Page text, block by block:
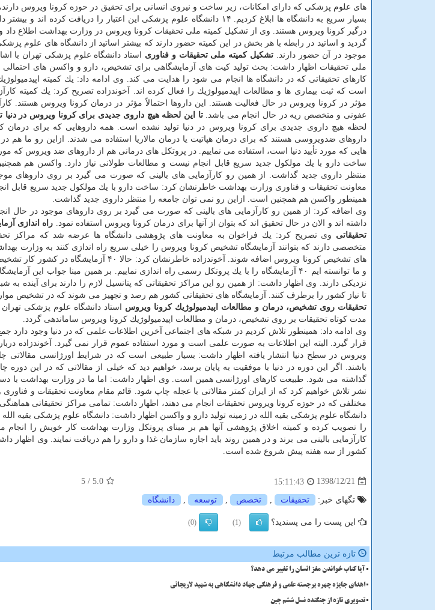
های علوم پزشكی كه دارای امكانات، زیر ساخت و نیروی انسانی برای تحقیق در حوزه كرونا ویروس دارند،
بسیار سریع به دانشگاه ها ابلاغ كردیم. ۱۴ دانشگاه علوم پزشكی این اعتبار را دریافت
درگیر كرونا ویروس هستند. وی از تشكیل كمیته ملی تحقیقات كرونا ویروس در وزارت بهداشت اطلاع داد
گردید و اساتید در رابطه با هر بخش در این كمیته حضور دارند كه بیشتر اساتید از دانشگاه های علوم
موجود در آن حضور دارند. تشكیل كمیته ملی تحقیقات و فناوری استاد دانشگاه علوم پزشكی تهران با
ملی تحقیقات اظهار داشت: بحث تولید كیت های آزمایشگاهی برای تشخیص، دارو و واكسن های
كارهای تحقیقاتی كه در دانشگاه ها انجام می شود را هدایت می كند. وی ادامه داد: یك كمیته
است كه ثبت بیماری ها و مطالعات اپیدمیولوژیك را فعال كرده اند. آخوندزاده تصریح كرد: یك كمیته
مؤثر در كرونا ویروس در حال فعالیت هستند. این داروها احتمالاً مؤثر در درمان كرونا ویروس هستند.
عفونی و متخصص ریه در حال انجام می باشد.تا این لحظه هیچ داروی جدیدی برای كرونا ویروس در دنیا
لحظه هیچ داروی جدیدی برای كرونا ویروس در دنیا تولید نشده است. همه داروهایی كه برای
داروهای ضدویروسی هستند كه برای درمان هپاتیت یا درمان مالاریا استفاده می شدند. ازاین رو ما هم در
هایی كه مورد تأیید دنیا است، استفاده می نماییم. در پروتكل های درمانی هم از داروهای ضد ویروس كه
ساخت دارو با یك مولكول جدید سریع قابل انجام نیست و مطالعات طولانی نیاز دارد. واكسن هم
منتظر داروی جدید گذاشت. از همین رو كارآزمایی های بالینی كه صورت می گیرد بر روی داروهای
معاونت تحقیقات و فناوری وزارت بهداشت خاطرنشان كرد: ساخت دارو با یك مولكول جدید سریع قابل
همینطور واكسن هم همچنین است. ازاین رو نمی توان جامعه را منتظر داروی جدید گذاشت.
وی اضافه كرد: از همین رو كارآزمایی های بالینی كه صورت می گیرد بر روی داروهای موجود در حال
داشته اند و الان در حال تحقیق اند كه بتوان از آنها برای درمان كرونا ویروس استفاده نمود. راه اندازی
تحقیقاتی وی تصریح كرد: یك فراخوان به معاونت های پژوهشی دانشگاه ها عرضه شد كه مراكز
متخصصی دارند كه بتوانند آزمایشگاه تشخیص كرونا ویروس را خیلی سریع راه اندازی كنند به وزارت
های تشخیص كرونا ویروس اضافه شوند. آخوندزاده خاطرنشان
و ما توانسته ایم ۴۰ آزمایشگاه را با یك پروتكل رسمی راه اندازی نماییم. بر همین مبنا جواب این
تا نیاز كشور را برطرف كنند. آزمایشگاه های تحقیقاتی كشور هم رصد و تجهیز می شوند كه در تشخیص
تحقیقات روی تشخیص، درمان و مطالعات اپیدمیولوژیك كرونا ویروس استاد دانشگاه علوم پزشكی
مدت كوتاه تحقیقات بر روی تشخیص، درمان و مطالعات اپیدمیولوژیك كرونا ویروس ساماندهی گردد.
وی ادامه داد: همینطور تلاش كردیم در شبكه های اجتماعی آخرین اطلاعات علمی كه در دنیا وجود دارد
قرار گیرد. البته این اطلاعات به صورت علمی است و مورد استفاده عموم قرار نمی گیرد. آخوندزاده
ویروس در سطح دنیا انتشار یافته اظهار داشت: بسیار طبیعی است كه در شرایط اورژانسی مقالاتی
باشند. اگر این دوره در دنیا با موفقیت به پایان برسد، خواهیم دید كه خیلی از مقالاتی كه در این
گذاشته می شود. طبیعت كارهای اورژانسی همین است. وی اظهار داشت: اما ما در وزارت بهداشت با
نشر تلاش خواهیم كرد كه از ایران كمتر مقالاتی با عجله چاپ شود. قائم مقام معاونت تحقیقات و
مختلفی كه در حوزه كرونا ویروس تحقیقات انجام می دهند، اظهار داشت: تمامی مراكز تحقیقاتی هماهنگی
دانشگاه علوم پزشكی بقیه الله در زمینه تولید دارو و واكسن اظهار داشت: دانشگاه علوم پزشكی بقیه
را تصویب كرده و كمیته اخلاق پژوهشی آنها هم بر مبنای پروتكل وزارت بهداشت كار خویش را انجام می
كارآزمایی بالینی می برند و در همین روند باید اجازه سازمان غذا و دارو را هم دریافت نمایند. وی اظهار
كشور از سه هفته پیش شروع شده است.
1398/12/21
15:11:43
5.0
/ 5
تگهای خبر: تحقیقات تخصص توسعه دانشگاه
این پست را می پسندید؟ (1)
(0)
تازه ترین مطالب مرتبط
آیا کتاب خواندن مغز انسان را تغییر می دهد؟
اهدای جایزه چهره برجسته علمی و فرهنگی جهاد دانشگاهی به شهید لاریجانی
تصویری تازه از جنگنده نسل ششم چین